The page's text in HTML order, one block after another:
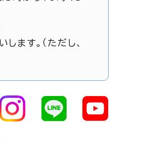
ます。（ただし、